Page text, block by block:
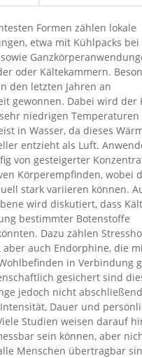
Formen zählen lokale
etwa mit Kühlpacks bei
oder Kältekammern.
den letzten Jahren an
gewonnen. Dabei wird der
niedrigen Temperaturen
in Wasser, da dieses
entzieht als Luft.
von gesteigerter
Körperempfinden, wobei
stark variieren können.
wird diskutiert, dass
bestimmter Botenstoffe
Dazu zählen
auch Endorphine, die
in Verbindung
gesichert sind
jedoch nicht
Dauer und
Studien weisen darauf
sein können, aber
Menschen übertragbar